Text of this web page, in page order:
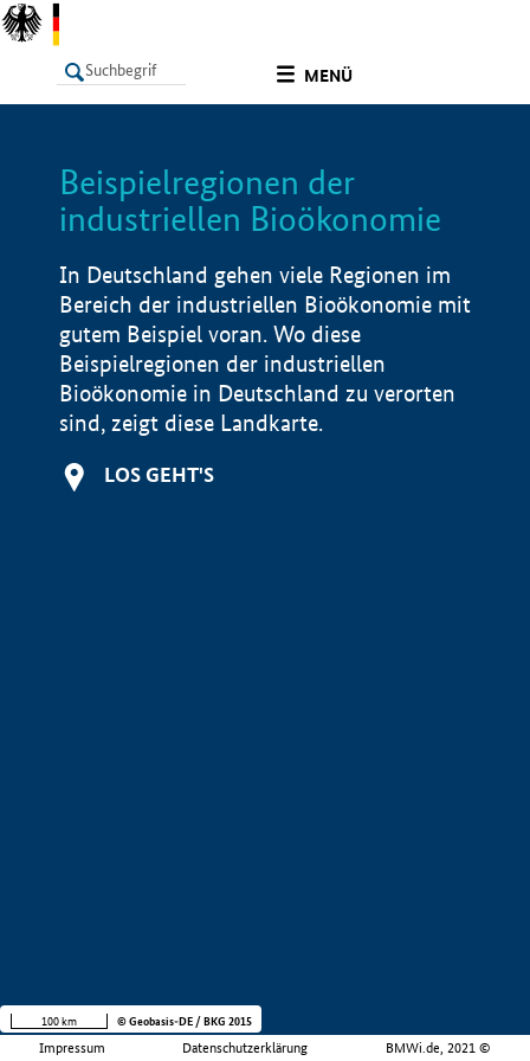
MENÜ
LISTE
Beispielregionen der
industriellen Bioökonomie
In Deutschland gehen viele Regionen im
Bereich der industriellen Bioökonomie mit
gutem Beispiel voran. Wo diese
Beispielregionen der industriellen
Bioökonomie in Deutschland zu verorten
sind, zeigt diese Landkarte.
LOS GEHT'S
Impressum Datenschutzerklärung BMWi.de, 2021 ©
100 km © Geobasis-DE / BKG 2015